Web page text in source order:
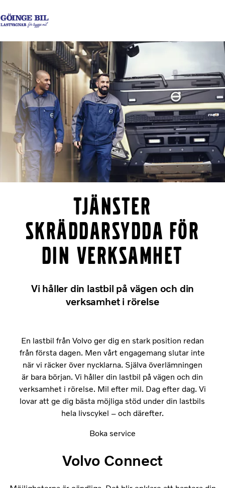
Kontakta ossLogga in FacebookInstagram Göinge Bil Personbilar
Lastbilar
Tjänster
Begagnade lastbilar
Bussar
Nyheter
Kontakta oss
Tjänster
skräddarsydda för
din verksamhet
Vi håller din lastbil på vägen och din
verksamhet i rörelse
En lastbil från Volvo ger dig en stark position redan
från första dagen. Men vårt engagemang slutar inte
när vi räcker över nycklarna. Själva överlämningen
är bara början. Vi håller din lastbil på vägen och din
verksamhet i rörelse. Mil efter mil. Dag efter dag. Vi
lovar att ge dig bästa möjliga stöd under din lastbils
hela livscykel – och därefter.
Boka service
Volvo Connect